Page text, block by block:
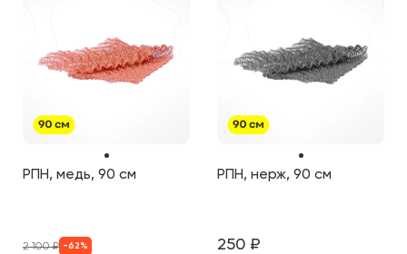
РПН, медь, 90 см
2 100₽ -62 %
РПН, нерж, 90 см
250 ₽